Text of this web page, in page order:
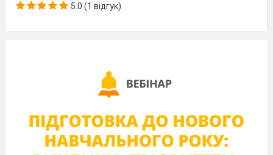
5.0 (1 відгук)